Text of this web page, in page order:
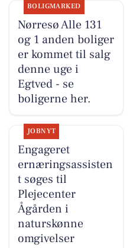
BOLIGMARKED
Nørresø Alle 131
og 1 anden boliger
er kommet til salg
denne uge i
Egtved - se
boligerne her.
JOBNYT
Engageret
ernæringsassisten
t søges til
Plejecenter
Ågården i
naturskønne
omgivelser